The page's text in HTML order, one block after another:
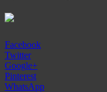
Facebook
Twitter
Google+
Pinterest
WhatsApp